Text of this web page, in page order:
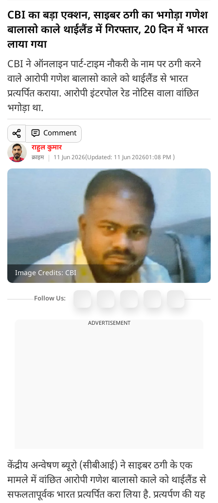
CBI का बड़ा एक्शन, साइबर ठगी का भगोड़ा गणेश
बालासो काले थाईलैंड में गिरफ्तार, 20 दिन में भारत
लाया गया
CBI ने ऑनलाइन पार्ट-टाइम नौकरी के नाम पर ठगी करने
वाले आरोपी गणेश बालासो काले को थाईलैंड से भारत
प्रत्यर्पित कराया. आरोपी इंटरपोल रेड नोटिस वाला वांछित
भगोड़ा था.
राहुल कुमार
क्राइम 11 Jun 2026(Updated: 11 Jun 202601:08 PM )
Comment
Image Credits: CBI
Follow Us:
ADVERTISEMENT
केंद्रीय अन्वेषण ब्यूरो (सीबीआई) ने साइबर ठगी के एक
मामले में वांछित आरोपी गणेश बालासो काले को थाईलैंड से
सफलतापूर्वक भारत प्रत्यर्पित करा लिया है. प्रत्यर्पण की यह